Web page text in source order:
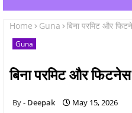
Home Guna बिना परमिट और
Guna
बिना परमिट और फिटनेस
Deepak May 15, 2026